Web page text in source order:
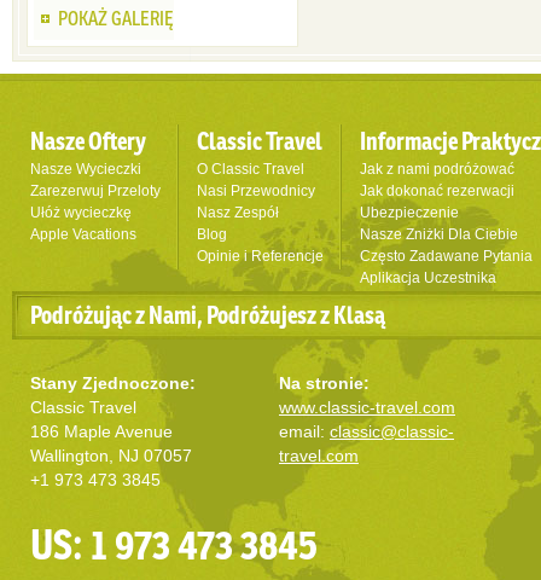
POKAŻ GALERIĘ
Nasze Oftery
Nasze Wycieczki
Zarezerwuj Przeloty
Ułóż wycieczkę
Apple Vacations
Classic Travel
O Classic Travel
Nasi Przewodnicy
Nasz Zespół
Blog
Opinie i Referencje
Informacje
Jak z nami podróżować
Jak dokonać rezerwacji
Ubezpieczenie
Nasze Zniżki Dla Ciebie
Często Zadawane Pytania
Aplikacja Uczestnika
Podróżując z Nami, Podróżujesz z Klasą
Stany Zjednoczone:
Classic Travel
186 Maple Avenue
Wallington, NJ 07057
+1 973 473 3845
Na stronie:
www.classic-travel.com
email: classic@classic-
travel.com
US: 1 973 473 3845